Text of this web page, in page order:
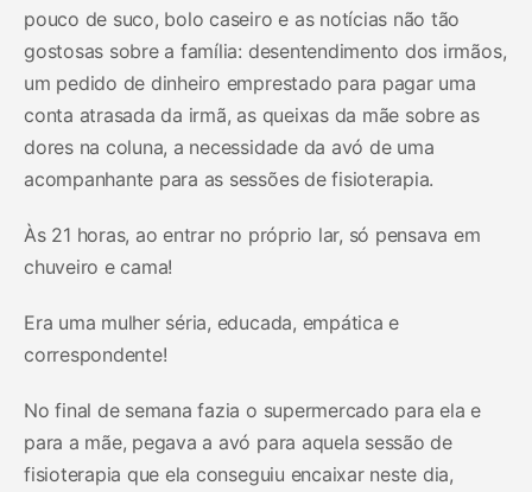
pouco de suco, bolo caseiro e as notícias não tão
gostosas sobre a família: desentendimento dos irmãos,
um pedido de dinheiro emprestado para pagar uma
conta atrasada da irmã, as queixas da mãe sobre as
dores na coluna, a necessidade da avó de uma
acompanhante para as sessões de fisioterapia.
Às 21 horas, ao entrar no próprio lar, só pensava em
chuveiro e cama!
Era uma mulher séria, educada, empática e
correspondente!
No final de semana fazia o supermercado para ela e
para a mãe, pegava a avó para aquela sessão de
fisioterapia que ela conseguiu encaixar neste dia,